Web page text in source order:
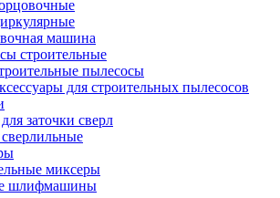
машина
строительные
пылесосы
для строительных пылесосов
заточки сверл
миксеры
шлифмашины